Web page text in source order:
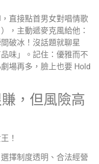
直接點首男女對唱情歌
，主動遞麥克風給他：
破冰！沒話題就聊星
味」。記住：優雅而不
場再多，臉上也要 Hold
，但風險高
！
擇制度透明、合法經營